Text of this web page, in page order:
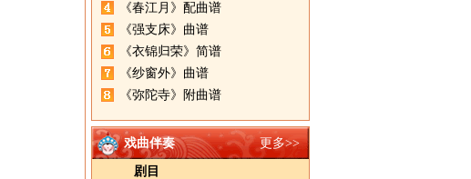
《春江月》配曲谱
《强支床》曲谱
《衣锦归荣》简谱
《纱窗外》曲谱
《弥陀寺》附曲谱
更多>>
戏曲伴奏
剧目